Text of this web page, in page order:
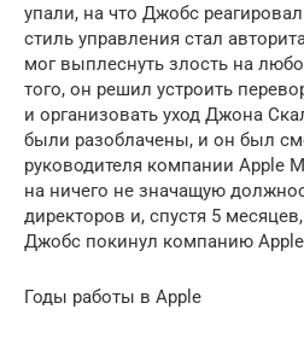
упали, на что Джобс
стиль управления стал
мог выплеснуть злость на
того, он решил устроить
и организовать уход Джона
были разоблачены, и он был
руководителя компании Apple
на ничего не значащую
директоров и, спустя 5
Джобс покинул компанию
Годы работы в Apple